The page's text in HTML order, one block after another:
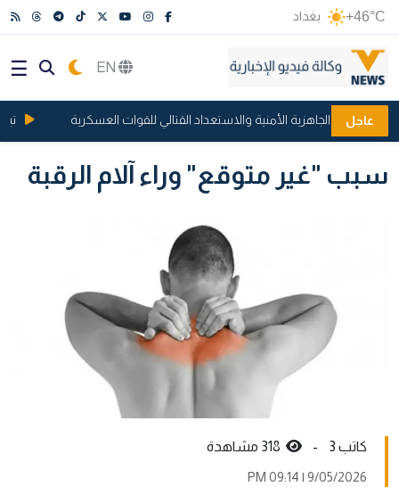
+46°C بغداد
عاجل
مستوى الجاهزية الأمنية والاستعداد القتالي للقوات العسكرية تيار
سبب "غير متوقع" وراء آلام الرقبة
كاتب 3 -
9/05/2026 | 09:14 PM